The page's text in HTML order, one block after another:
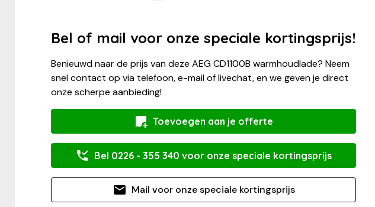
Bel of mail voor onze speciale kortingsprijs!
Benieuwd naar de prijs van deze AEG CD1100B warmhoudlade? Neem
snel contact op via telefoon, e-mail of livechat, en we geven je direct
onze scherpe aanbieding!
Toevoegen aan je offerte
Bel 0226 - 355 340 voor onze speciale kortingsprijs
Mail voor onze speciale kortingsprijs